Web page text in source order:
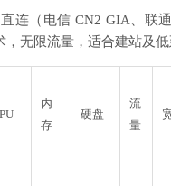
连（电信 CN2 GIA、联
无限流量，适合建站及低
内
存
硬盘
流
量